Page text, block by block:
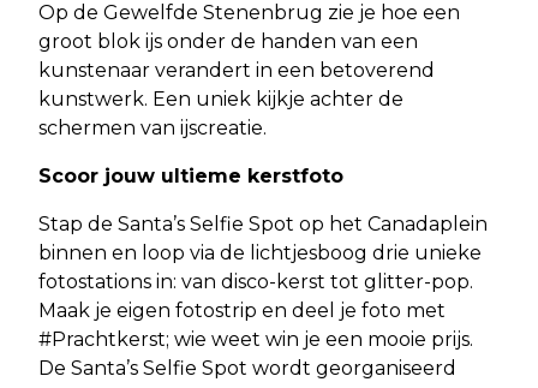
Op de Gewelfde Stenenbrug zie je hoe een
groot blok ijs onder de handen van een
kunstenaar verandert in een betoverend
kunstwerk. Een uniek kijkje achter de
schermen van ijscreatie.
Scoor jouw ultieme kerstfoto
Stap de Santa’s Selfie Spot op het Canadaplein
binnen en loop via de lichtjesboog drie unieke
fotostations in: van disco-kerst tot glitter-pop.
Maak je eigen fotostrip en deel je foto met
#Prachtkerst; wie weet win je een mooie prijs.
De Santa’s Selfie Spot wordt georganiseerd